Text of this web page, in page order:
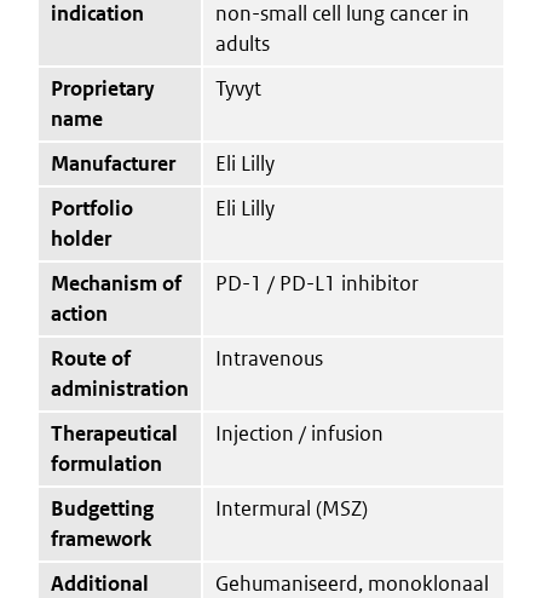
indication
non-small cell lung cancer in
adults
Proprietary
name
Tyvyt
Manufacturer
Eli Lilly
Portfolio
holder
Eli Lilly
Mechanism of
action
PD-1 / PD-L1 inhibitor
Route of
administration
Intravenous
Therapeutical
formulation
Injection / infusion
Budgetting
framework
Intermural (MSZ)
Additional
Gehumaniseerd, monoklonaal